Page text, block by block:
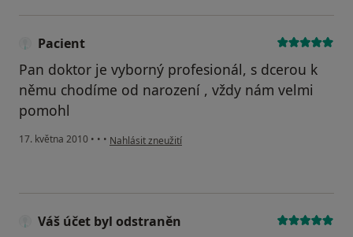
Pacient
Pan doktor je vyborný profesionál, s dcerou k
němu chodíme od narození , vždy nám velmi
pomohl
17. května 2010 • • • podle názoru uživatele Pacient
Nahlásit zneužití
Váš účet byl odstraněn